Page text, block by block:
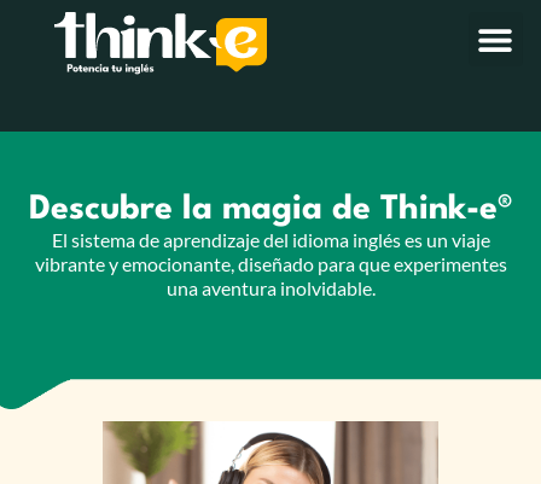
Descubre la magia de Think-e®
El sistema de aprendizaje del idioma inglés es un viaje
vibrante y emocionante, diseñado para que experimentes
una aventura inolvidable.